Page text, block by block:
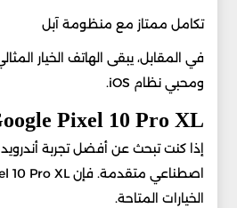
تكامل ممتاز مع منظومة آبل
في المقابل، يبقى الهاتف الخيار
ومحبي نظام iOS.
Pixel 10 Pro XL
إذا كنت تبحث عن أفضل تجربة
الخيارات المتاحة.